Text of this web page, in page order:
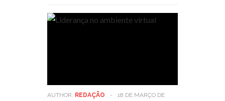
AUTHOR: REDAÇÃO -
18 DE MARÇO DE